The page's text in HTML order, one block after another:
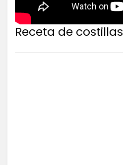
Receta de costillas